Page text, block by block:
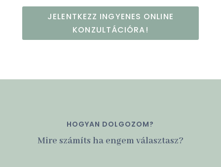
JELENTKEZZ INGYENES ONLINE
KONZULTÁCIÓRA!
HOGYAN DOLGOZOM?
Mire számíts ha engem választasz?